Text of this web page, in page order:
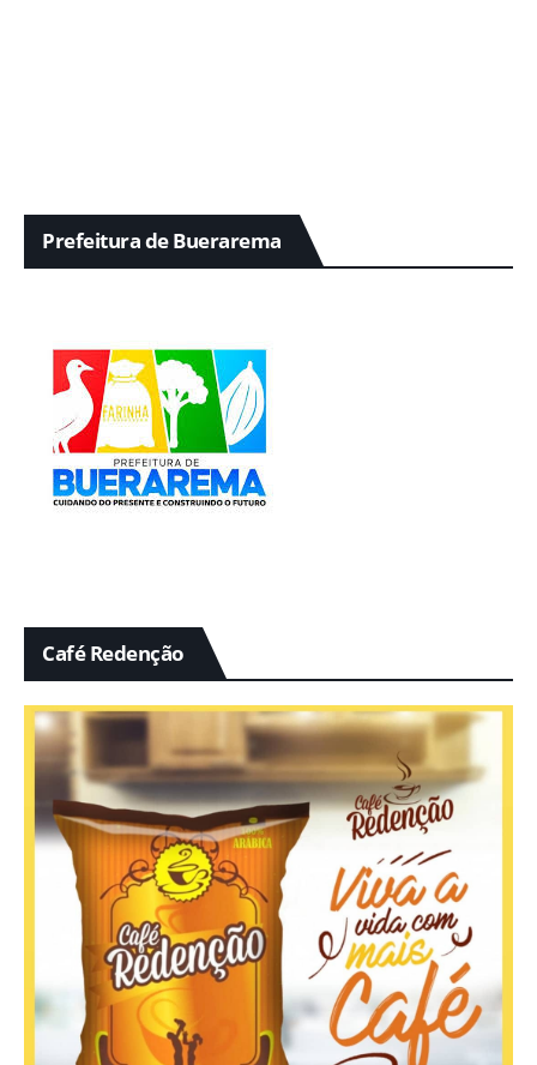
Prefeitura de Buerarema
Café Redenção